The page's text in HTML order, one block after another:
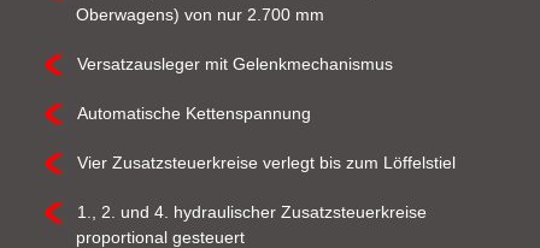
Oberwagens) von nur 2.700 mm
Versatzausleger mit Gelenkmechanismus
Automatische Kettenspannung
Vier Zusatzsteuerkreise verlegt bis zum Löffelstiel
1., 2. und 4. hydraulischer Zusatzsteuerkreise
proportional gesteuert